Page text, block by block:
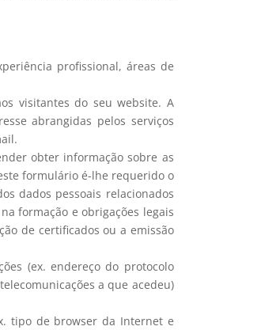
profissional, áreas de
visitantes do seu website. A
abrangidas pelos serviços
obter informação sobre as
formulário é-lhe requerido o
dados pessoais relacionados
formação e obrigações legais
de certificados ou a emissão
(ex. endereço do protocolo
a que acedeu)
tipo de browser da Internet e